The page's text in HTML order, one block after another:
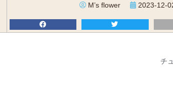
M’s flower 2023-12-
チ